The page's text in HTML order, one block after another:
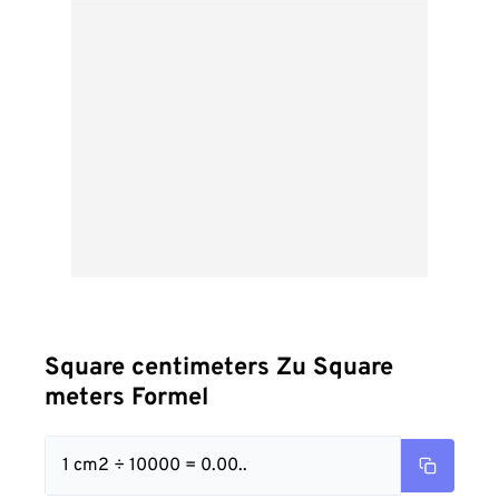
Square centimeters Zu Square
meters Formel
1 cm2 ÷ 10000 = 0.00..